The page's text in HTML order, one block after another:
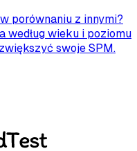
porównaniu z innymi?
według wieku i poziomu
swoje SPM.